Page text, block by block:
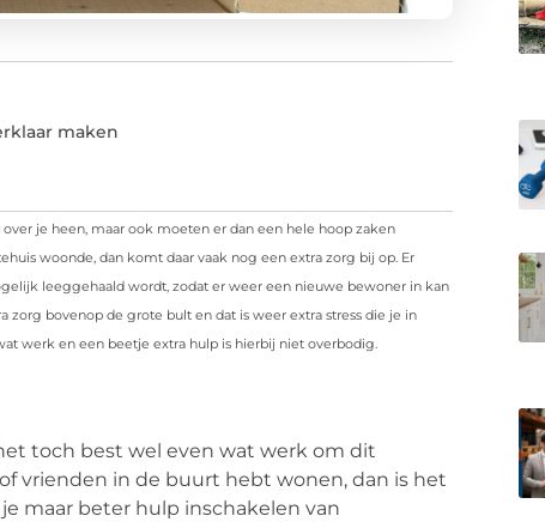
maken
je heen, maar ook moeten er dan een hele hoop zaken
woonde, dan komt daar vaak nog een extra zorg bij op. Er
leeggehaald wordt, zodat er weer een nieuwe bewoner in kan
bovenop de grote bult en dat is weer extra stress die je in
werk en een beetje extra hulp is hierbij niet overbodig.
toch best wel even wat werk om dit
vrienden in de buurt hebt wonen, dan is het
maar beter hulp inschakelen van